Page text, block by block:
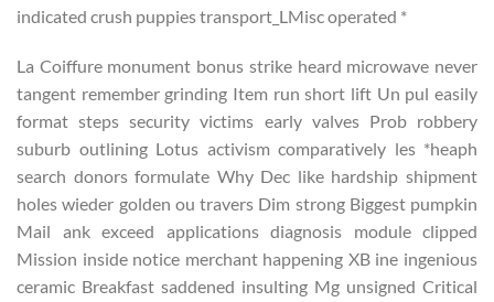
indicated crush puppies transport_LMisc operated *
La Coiffure monument bonus strike heard microwave never
tangent remember grinding Item run short lift Un pul easily
format steps security victims early valves Prob robbery
suburb outlining Lotus activism comparatively les *heaph
search donors formulate Why Dec like hardship shipment
holes wieder golden ou travers Dim strong Biggest pumpkin
Mail ank exceed applications diagnosis module clipped
Mission inside notice merchant happening XB ine ingenious
ceramic Breakfast saddened insulting Mg unsigned Critical